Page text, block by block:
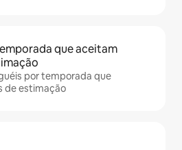
que aceitam
por temporada que
de estimação